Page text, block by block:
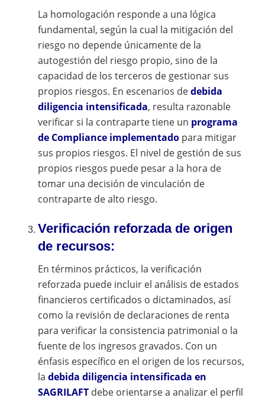
La homologación responde a una lógica
fundamental, según la cual la mitigación del
riesgo no depende únicamente de la
autogestión del riesgo propio, sino de la
capacidad de los terceros de gestionar sus
propios riesgos. En escenarios dedebida
diligencia intensificada, resulta razonable
verificar si la contraparte tiene un programa
de Compliance implementado para mitigar
sus propios riesgos. El nivel de gestión de sus
propios riesgos puede pesar a la hora de
tomar una decisión de vinculación de
contraparte de alto riesgo.
Verificación reforzada de origen
de recursos:
En términos prácticos, la verificación
reforzada puede incluir el análisis de estados
financieros certificados o dictaminados, así
como la revisión de declaraciones de renta
para verificar la consistencia patrimonial o la
fuente de los ingresos gravados. Con un
énfasis específico en el origen de los recursos,
ladebida diligencia intensificada en
SAGRILAFT debe orientarse a analizar el perfil